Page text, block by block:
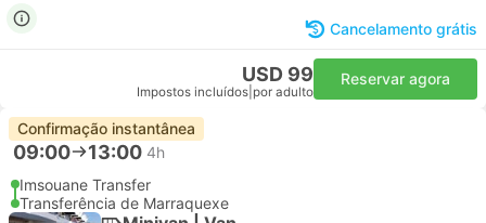
Cancelamento grátis
USD 99
Impostos incluídos por adulto
Reservar agora
Confirmação instantânea
09:00 13:00 4h
Imsouane Transfer
Transferência de Marraquexe